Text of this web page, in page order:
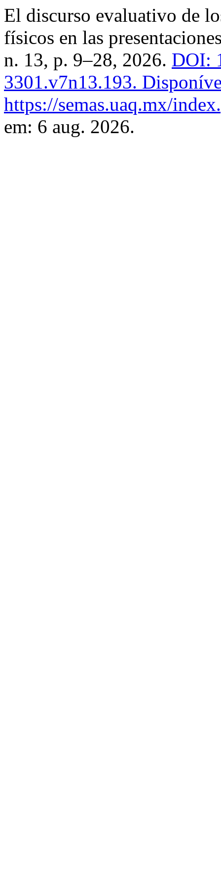
El discurso evaluativo de
físicos en las
n. 13, p. 9–28, 2026. DOI:
3301.v7n13.193.
https://semas.uaq.mx/
em: 6 aug. 2026.